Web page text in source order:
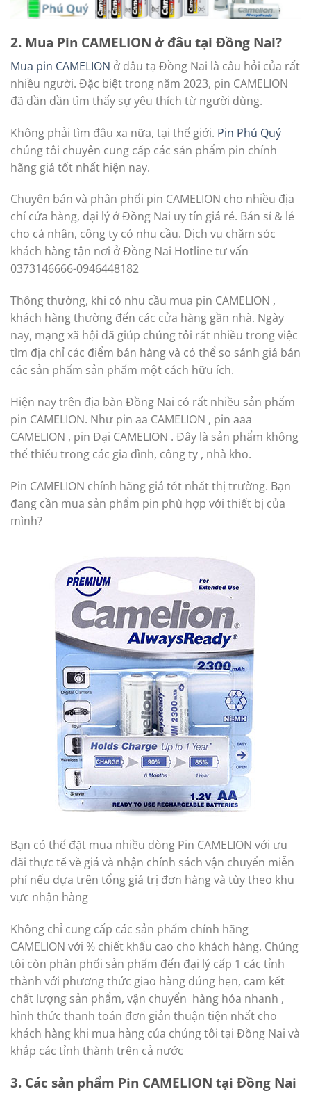
2. Mua Pin CAMELION ở đâu tại Đồng Nai?
Mua pin CAMELION ở đâu tạ Đồng Nai là câu hỏi của rất
nhiều người. Đặc biệt trong năm 2023, pin CAMELION
đã dần dần tìm thấy sự yêu thích từ người dùng.
Không phải tìm đâu xa nữa, tại thế giới. Pin Phú Quý
chúng tôi chuyên cung cấp các sản phẩm pin chính
hãng giá tốt nhất hiện nay.
Chuyên bán và phân phối pin CAMELION cho nhiều địa
chỉ cửa hàng, đại lý ở Đồng Nai uy tín giá rẻ. Bán sỉ & lẻ
cho cá nhân, công ty có nhu cầu. Dịch vụ chăm sóc
khách hàng tận nơi ở Đồng Nai Hotline tư vấn
0373146666-0946448182
Thông thường, khi có nhu cầu mua pin CAMELION ,
khách hàng thường đến các cửa hàng gần nhà. Ngày
nay, mạng xã hội đã giúp chúng tôi rất nhiều trong việc
tìm địa chỉ các điểm bán hàng và có thể so sánh giá bán
các sản phẩm sản phẩm một cách hữu ích.
Hiện nay trên địa bàn Đồng Nai có rất nhiều sản phẩm
pin CAMELION. Như pin aa CAMELION , pin aaa
CAMELION , pin Đại CAMELION . Đây là sản phẩm không
thể thiếu trong các gia đình, công ty , nhà kho.
Pin CAMELION chính hãng giá tốt nhất thị trường. Bạn
đang cần mua sản phẩm pin phù hợp với thiết bị của
mình?
Bạn có thể đặt mua nhiều dòng Pin CAMELION với ưu
đãi thực tế về giá và nhận chính sách vận chuyển miễn
phí nếu dựa trên tổng giá trị đơn hàng và tùy theo khu
vực nhận hàng
Không chỉ cung cấp các sản phẩm chính hãng
CAMELION với % chiết khấu cao cho khách hàng. Chúng
tôi còn phân phối sản phẩm đến đại lý cấp 1 các tỉnh
thành với phương thức giao hàng đúng hẹn, cam kết
chất lượng sản phẩm, vận chuyển hàng hóa nhanh ,
hình thức thanh toán đơn giản thuận tiện nhất cho
khách hàng khi mua hàng của chúng tôi tại Đồng Nai và
khắp các tỉnh thành trên cả nước
3. Các sản phẩm Pin CAMELION tại Đồng Nai